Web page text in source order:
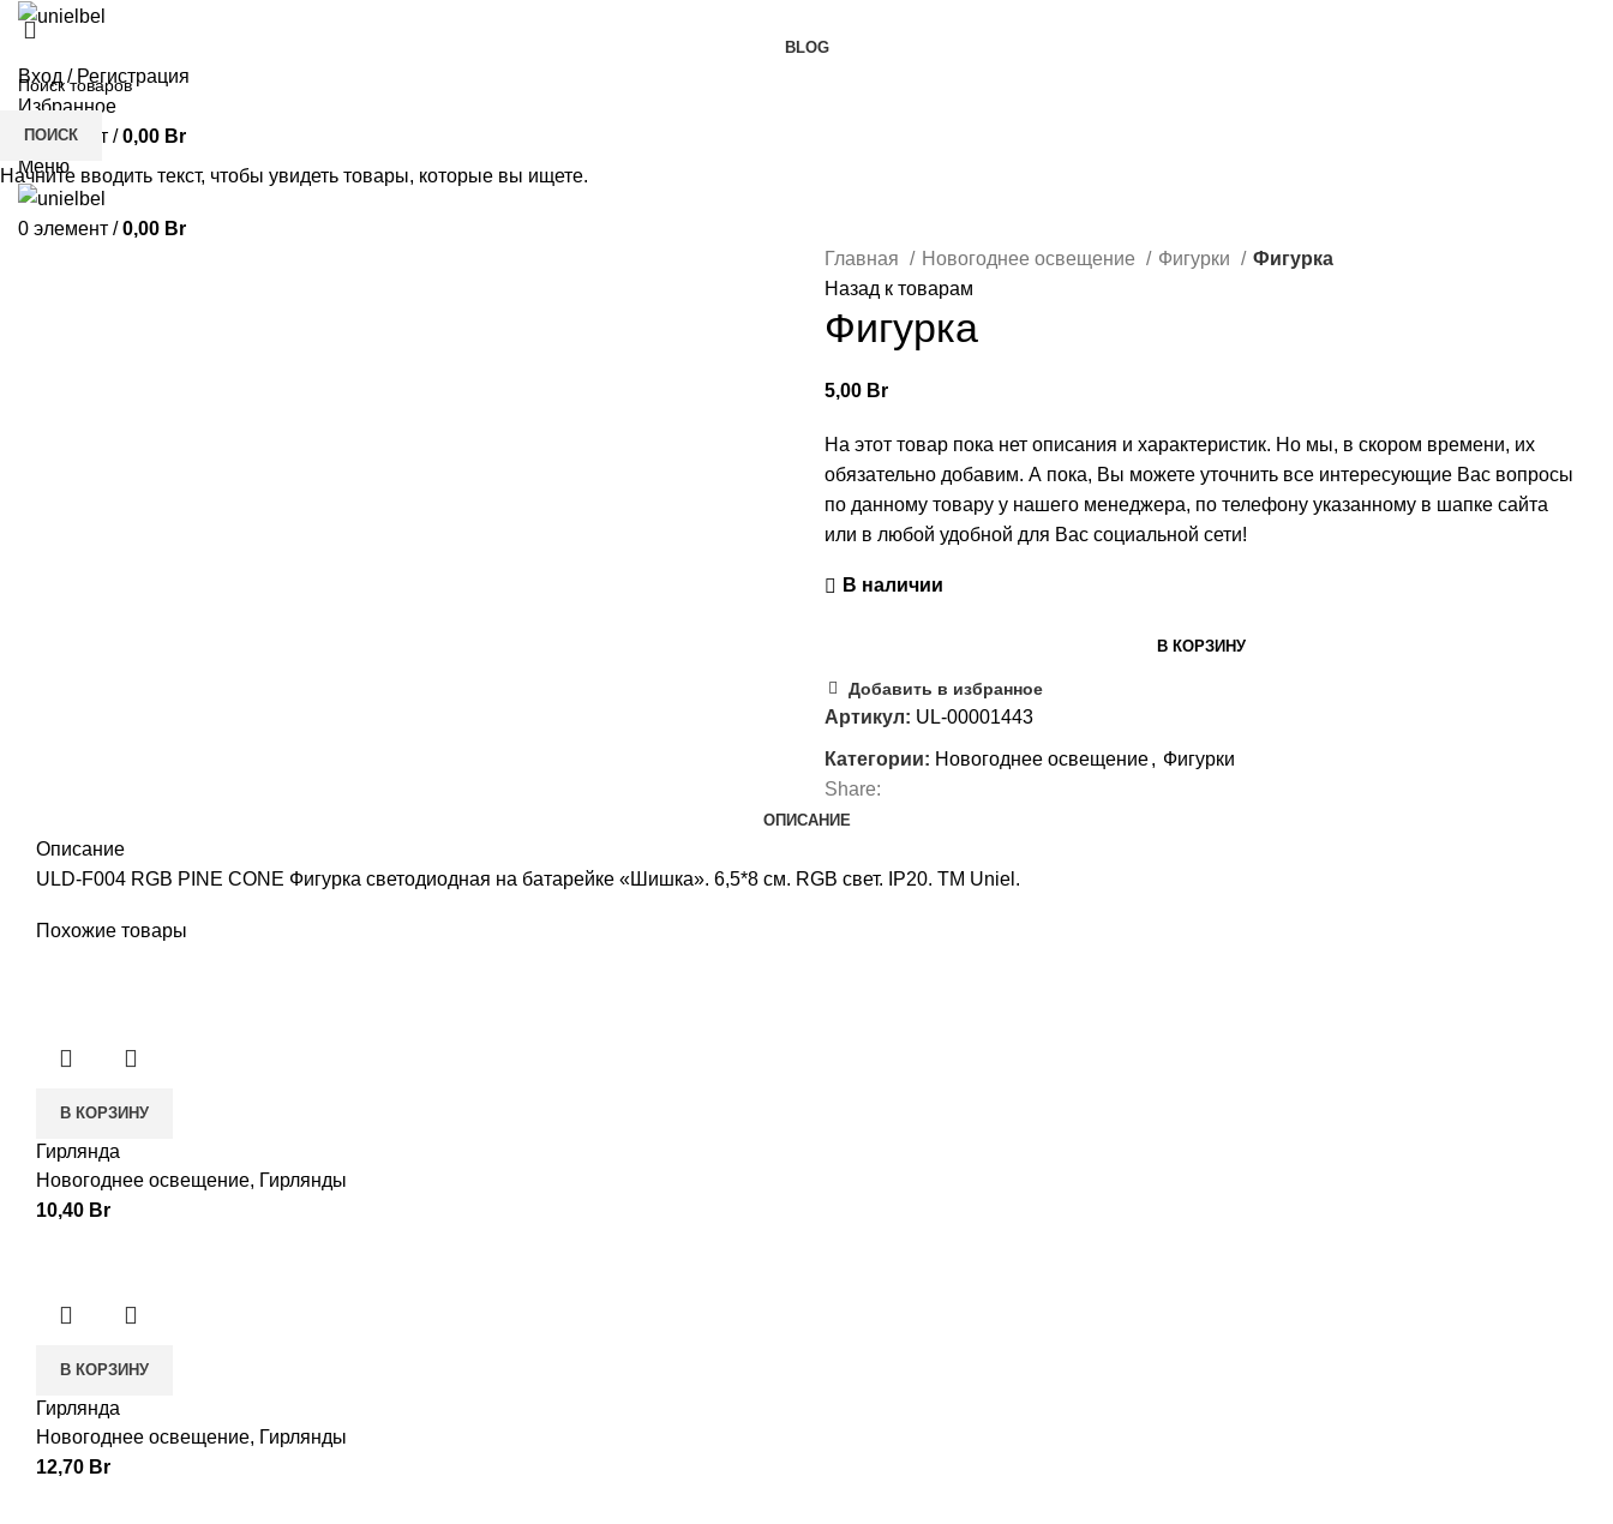
BLOG
Вход / Регистрация
Избранное
0элемент / 0,00 Br
Меню
0 элемент / 0,00 Br
Главная Новогоднее освещение Фигурки
Фигурка
Назад к товарам
Фигурка
5,00 Br
На этот товар пока нет описания и характеристик. Но мы, в скором времени, их
обязательно добавим. А пока, Вы можете уточнить все интересующие Вас вопросы
по данному товару у нашего менеджера, по телефону указанному в шапке сайта
или в любой удобной для Вас социальной сети!
В наличии
В КОРЗИНУ
Добавить в избранное
Артикул: UL-00001443
Категории: Новогоднее освещение, Фигурки
Share:
ОПИСАНИЕ
Описание
ULD-F004 RGB PINE CONE Фигурка светодиодная на батарейке «Шишка». 6,5*8 см. RGB свет. IP20. TM Uniel.
Похожие товары
В КОРЗИНУ
Гирлянда
Новогоднее освещение, Гирлянды
10,40 Br
В КОРЗИНУ
Гирлянда
Новогоднее освещение, Гирлянды
12,70 Br
ПОИСК
Начните вводить текст, чтобы увидеть товары, которые вы ищете.